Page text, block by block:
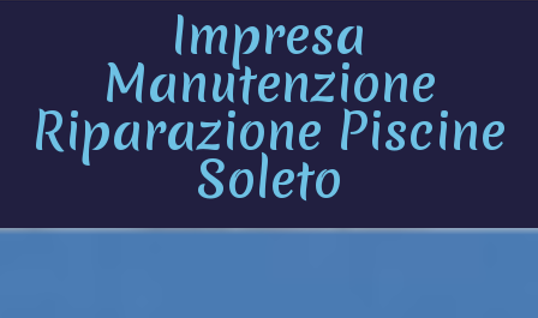
Impresa
Manutenzione
Riparazione Piscine
Soleto